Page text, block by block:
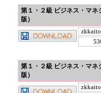
第１・２級 ビジネス・マ
版）
第１・２級 ビジネス・マ
版）